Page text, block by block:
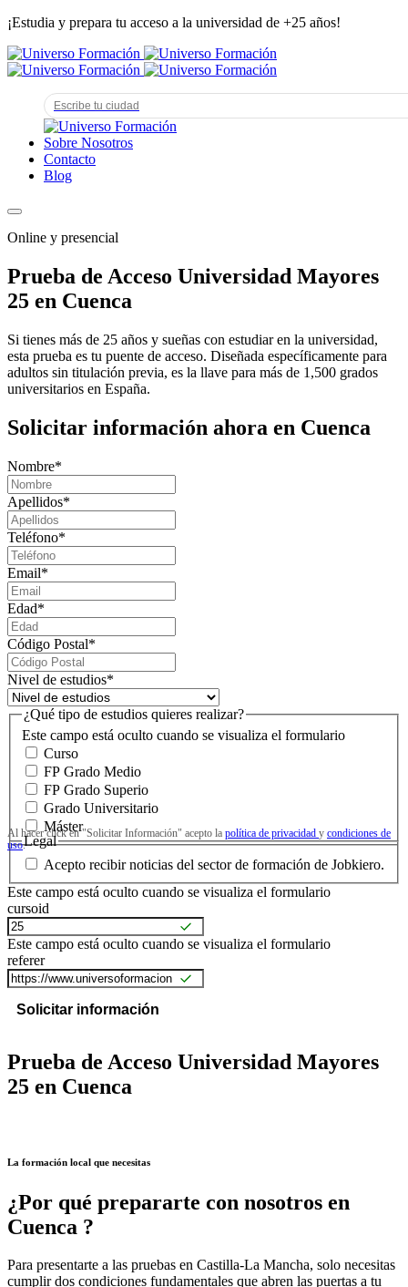
¡Estudia y prepara tu acceso a la universidad de +25 años!
Sobre Nosotros
Contacto
Blog
Online y presencial
Prueba de Acceso Universidad Mayores
25 en Cuenca
Si tienes más de 25 años y sueñas con estudiar en la universidad,
esta prueba es tu puente de acceso. Diseñada específicamente para
adultos sin titulación previa, es la llave para más de 1,500 grados
universitarios en España.
Solicitar información ahora en Cuenca
Nombre*
Apellidos*
Teléfono*
Email*
Edad*
Código Postal*
Nivel de estudios*
Este campo está oculto cuando se visualiza el formulario
¿Qué tipo de estudios quieres realizar?
Curso
FP Grado Medio
FP Grado Superio
Grado Universitario
Máster
Al hacer click en "Solicitar Información" acepto la política de privacidad y condiciones de
uso.Legal
Acepto recibir noticias del sector de formación de Jobkiero.
Este campo está oculto cuando se visualiza el formulario
cursoid
Este campo está oculto cuando se visualiza el formulario
referer
Prueba de Acceso Universidad Mayores
25 en Cuenca
La formación local que necesitas
¿Por qué prepararte con nosotros en
Cuenca ?
Para presentarte a las pruebas en Castilla-La Mancha, solo necesitas
cumplir dos condiciones fundamentales que abren las puertas a tu